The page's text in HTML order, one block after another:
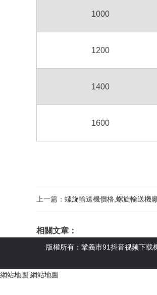
1000
1200
1400
1600
上一篇： 螺旋輸送機價格,螺旋輸送機
相關文章：
版權所有：鞏義市91抖音视频下载
網站地圖 網站地圖